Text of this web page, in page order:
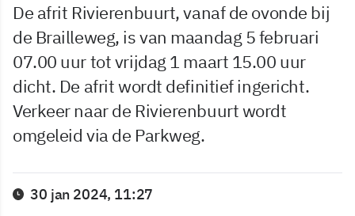
De afrit Rivierenbuurt, vanaf de ovonde bij
de Brailleweg, is van maandag 5 februari
07.00 uur tot vrijdag 1 maart 15.00 uur
dicht. De afrit wordt definitief ingericht.
Verkeer naar de Rivierenbuurt wordt
omgeleid via de Parkweg.
30 jan 2024, 11:27